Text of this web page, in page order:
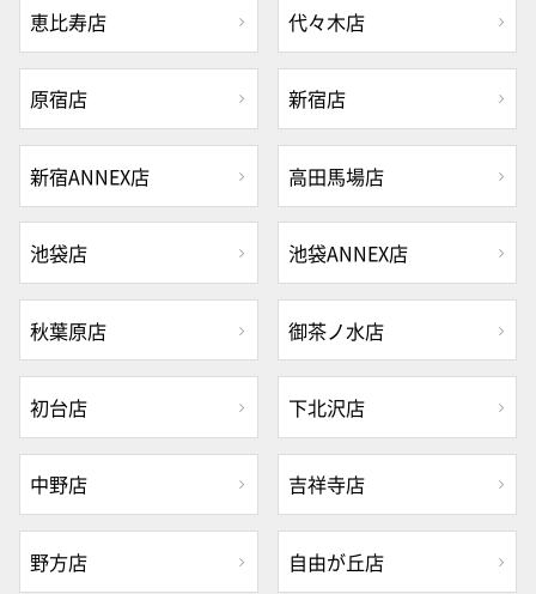
恵比寿店 代々木店
原宿店 新宿店
新宿ANNEX店 高田馬場店
池袋店 池袋ANNEX店
秋葉原店 御茶ノ水店
初台店 下北沢店
中野店 吉祥寺店
野方店 自由が丘店